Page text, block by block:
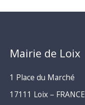
Mairie de Loix
1 Place du Marché
17111 Loix – FRANCE